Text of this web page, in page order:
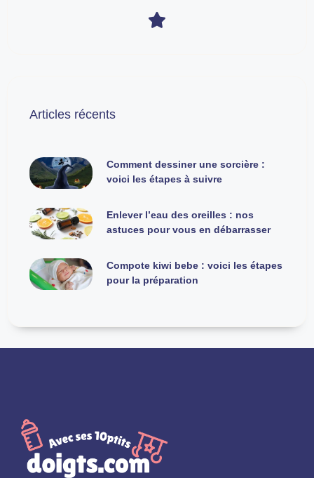
Articles récents
Comment dessiner une sorcière :
voici les étapes à suivre
Enlever l’eau des oreilles : nos
astuces pour vous en débarrasser
Compote kiwi bebe : voici les étapes
pour la préparation